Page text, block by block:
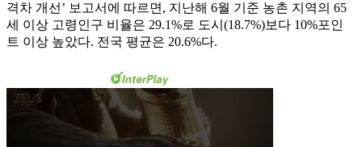
격차 개선’ 보고서에 따르면, 지난해 6월 기준 농촌 지역의 65
세 이상 고령인구 비율은 29.1%로 도시(18.7%)보다 10%포인
트 이상 높았다. 전국 평균은 20.6%다.